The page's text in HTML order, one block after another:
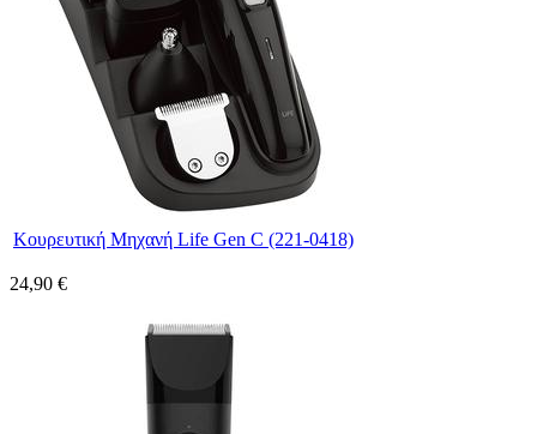
Κουρευτική Μηχανή Life Gen C (221-0418)
24,90 €